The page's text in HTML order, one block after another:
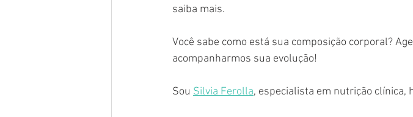
saiba mais.
Você sabe como está sua composição corporal?
acompanharmos sua evolução!
Sou Silvia Ferolla, especialista em nutrição clínica,